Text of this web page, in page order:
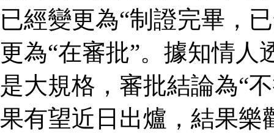
已經變更為“制證完畢，
更為“在審批”。據知情
是大規格，審批結論為“
果有望近日出爐，結果樂